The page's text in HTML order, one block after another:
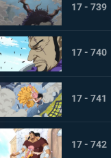
17 - 739
17 - 740
17 - 741
17 - 742